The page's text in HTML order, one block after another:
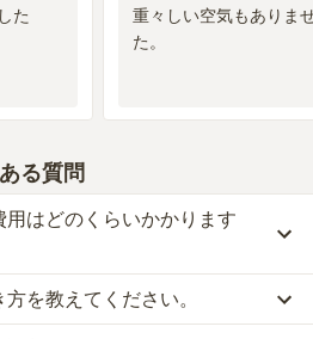
ったかわからなくなることがあり
案内してくれ、その際水掛けも持
た
重々しい空気もありま
た。
る質問
はどのくらいかかります
が約270万円からお求めいただけま
を教えてください。